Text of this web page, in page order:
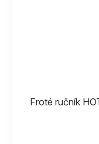
Froté ručník